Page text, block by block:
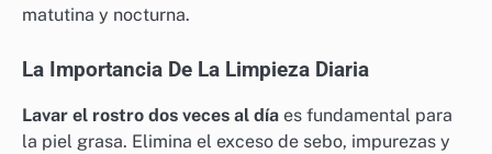
matutina y nocturna.
La Importancia De La Limpieza Diaria
Lavar el rostro dos veces al día es fundamental para
la piel grasa. Elimina el exceso de sebo, impurezas y